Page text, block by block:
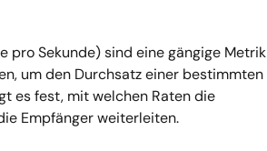
pro Sekunde) sind eine gängige Metrik
um den Durchsatz einer bestimmten
es fest, mit welchen Raten die
Empfänger weiterleiten.